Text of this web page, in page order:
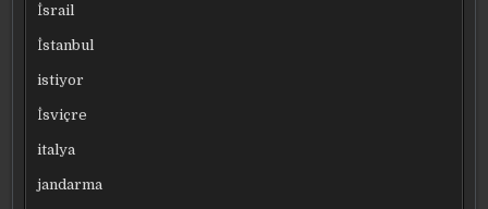
İsrail
İstanbul
istiyor
İsviçre
italya
jandarma